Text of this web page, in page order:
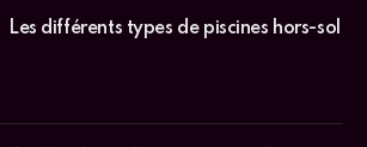
Les différents types de piscines hors-sol